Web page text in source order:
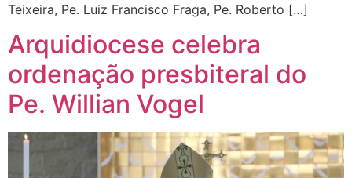
Teixeira, Pe. Luiz Francisco Fraga, Pe. Roberto […]
Arquidiocese celebra
ordenação presbiteral do
Pe. Willian Vogel